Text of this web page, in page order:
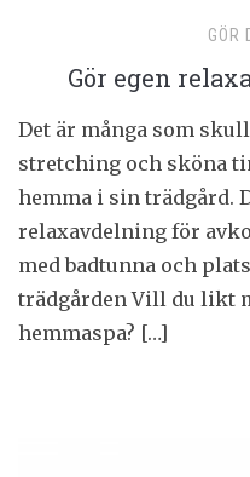
GÖR
Gör egen
Det är många som
stretching och sköna
hemma i sin trädgård.
relaxavdelning för
med badtunna och
trädgården Vill du likt
hemmaspa? […]